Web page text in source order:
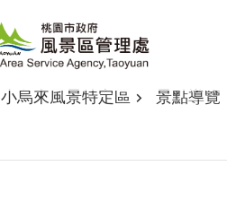
小烏來風景特定區 景點導覽